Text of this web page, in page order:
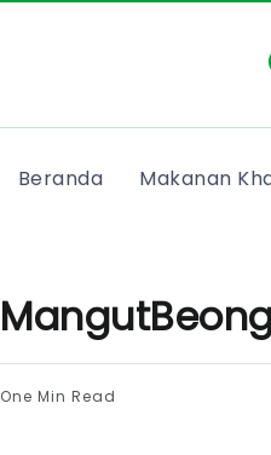
Beranda Makanan
One Min Read